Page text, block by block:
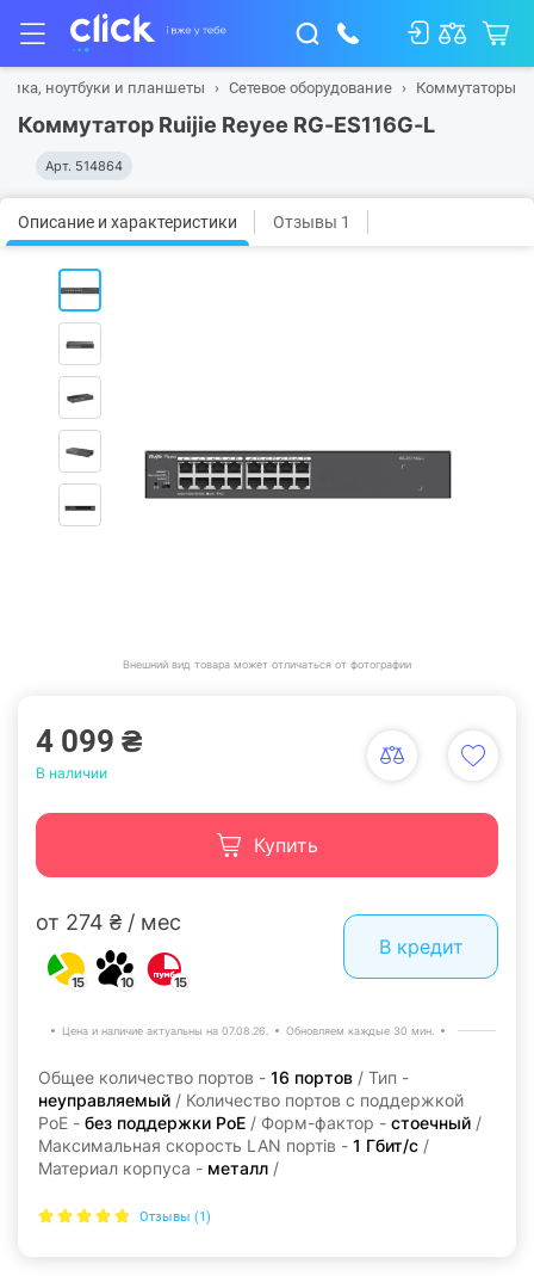
ноутбуки и планшеты Сетевое оборудование Коммутаторы
Коммутатор Ruijie Reyee RG-ES116G-L
Арт. 514864
Описание и характеристики Отзывы 1
Внешний вид товара может отличаться от фотографии
4 099 ₴
В наличии
Купить
от 274 ₴ / мес
15 10 15
В кредит
Цена и наличие актуальны на 07.08.26. Обновляем каждые 30 мин.
Общее количество портов - 16 портов / Тип -
неуправляемый / Количество портов с поддержкой
PoE - без поддержки PoE / Форм-фактор - стоечный /
Максимальная скорость LAN портів - 1 Гбит/с /
Материал корпуса - металл /
Отзывы (1)